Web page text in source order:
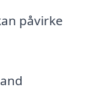
påvirke